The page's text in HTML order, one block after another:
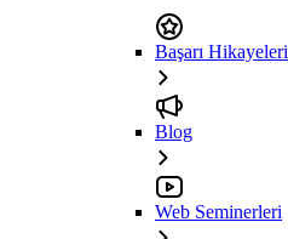
Başarı Hikayeleri
Blog
Web Seminerleri